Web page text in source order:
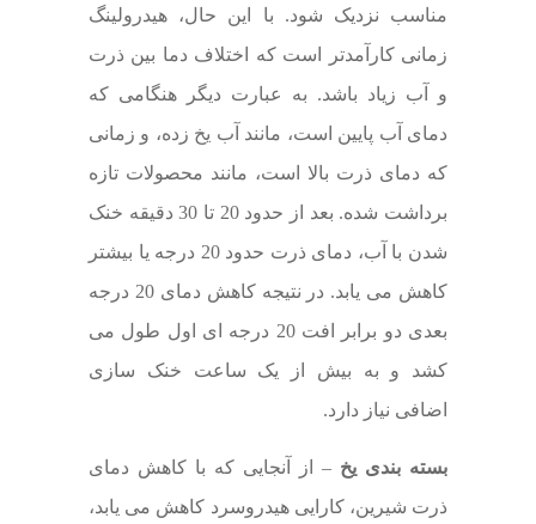
مناسب نزدیک شود. با این حال، هیدرولینگ
زمانی کارآمدتر است که اختلاف دما بین ذرت
و آب زیاد باشد. به عبارت دیگر هنگامی که
دمای آب پایین است، مانند آب یخ زده، و زمانی
که دمای ذرت بالا است، مانند محصولات تازه
برداشت شده. بعد از حدود 20 تا 30 دقیقه خنک
شدن با آب، دمای ذرت حدود 20 درجه یا بیشتر
کاهش می یابد. در نتیجه کاهش دمای 20 درجه
بعدی دو برابر افت 20 درجه ای اول طول می
کشد و به بیش از یک ساعت خنک سازی
اضافی نیاز دارد.
بسته بندی یخ – از آنجایی که با کاهش دمای
ذرت شیرین، کارایی هیدروسرد کاهش می یابد،